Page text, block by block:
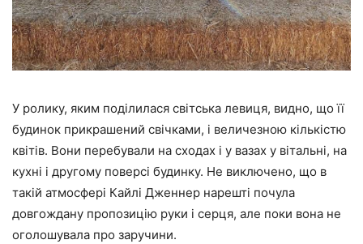
У ролику, яким поділилася світська левиця, видно, що її
будинок прикрашений свічками, і величезною кількістю
квітів. Вони перебували на сходах і у вазах у вітальні, на
кухні і другому поверсі будинку. Не виключено, що в
такій атмосфері Кайлі Дженнер нарешті почула
довгождану пропозицію руки і серця, але поки вона не
оголошувала про заручини.